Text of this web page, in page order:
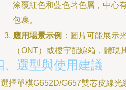
涂覆紅色和藍色著色層，中心
包裹。
應用場景示例 ：圖片可能展示
（ONT）或樓宇配線箱，體現
、選型與使用建議
擇單模G652D/G657雙芯皮線光